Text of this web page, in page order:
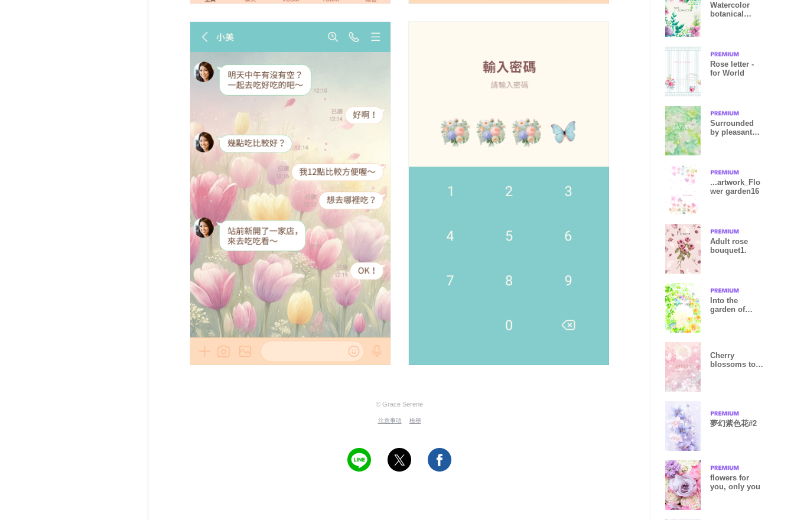
© Grace Serene
注意事項 檢舉
Watercolor
botanical
Rose letter -
for World
Surrounded
by pleasant
...artwork_Flo
wer garden16
Adult rose
bouquet1.
Into the
garden of
Cherry
blossoms to
夢幻紫色花#2
flowers for
you, only you